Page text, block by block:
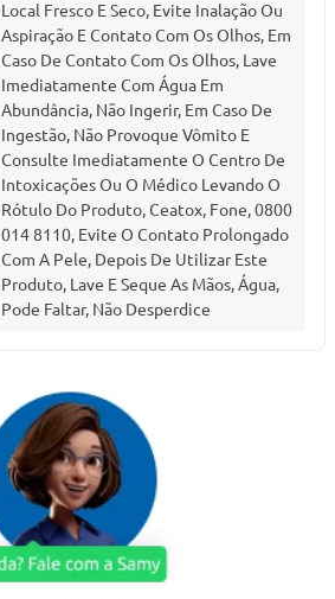
Local Fresco E Seco, Evite Inalação Ou
Aspiração E Contato Com Os Olhos, Em
Caso De Contato Com Os Olhos, Lave
Imediatamente Com Água Em
Abundância, Não Ingerir, Em Caso De
Ingestão, Não Provoque Vômito E
Consulte Imediatamente O Centro De
Intoxicações Ou O Médico Levando O
Rótulo Do Produto, Ceatox, Fone, 0800
014 8110, Evite O Contato Prolongado
Com A Pele, Depois De Utilizar Este
Produto, Lave E Seque As Mãos, Água,
Pode Faltar, Não Desperdice